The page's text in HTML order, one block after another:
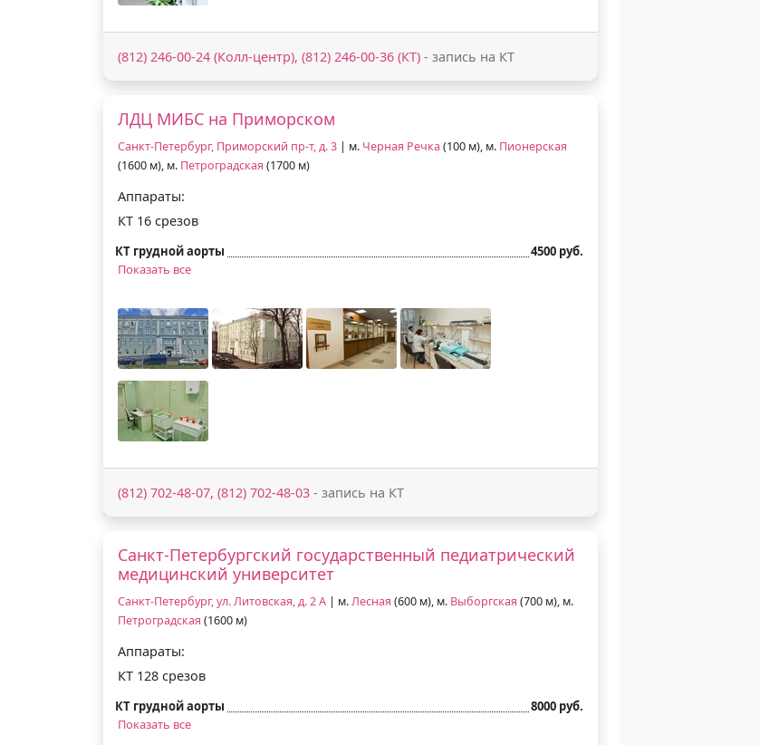
(812) 246-00-24 (Колл-центр), (812) 246-00-36 (КТ) - запись на КТ
ЛДЦ МИБС на Приморском
Санкт-Петербург, Приморский пр-т, д. 3 | м. Черная Речка (100 м), м. Пионерская
(1600 м), м. Петроградская (1700 м)
Аппараты:
КТ 16 срезов
КТ грудной аорты
4500 руб.
Показать все
(812) 702-48-07, (812) 702-48-03 - запись на КТ
Санкт-Петербургский государственный педиатрический
медицинский университет
Санкт-Петербург, ул. Литовская, д. 2 А | м.Лесная (600 м), м. Выборгская (700 м), м.
Петроградская (1600 м)
Аппараты:
КТ 128 срезов
КТ грудной аорты
8000 руб.
Показать все